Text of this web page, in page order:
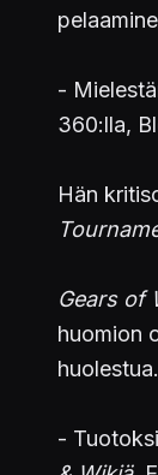
-
360:lla,
Hän
Gears of
huomion
huolestua.
-